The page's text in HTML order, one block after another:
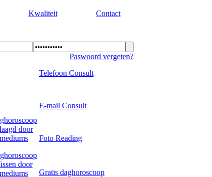
Kwaliteit Contact
Paswoord vergeten?
Telefoon Consult
E-mail Consult
Foto Reading
Gratis daghoroscoop